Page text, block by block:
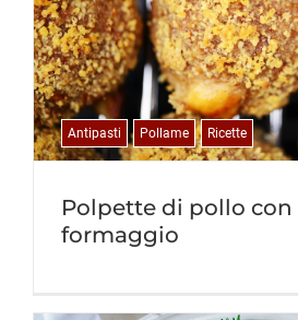
Polpette di pollo con
formaggio
Antipasti Pollame Ricette